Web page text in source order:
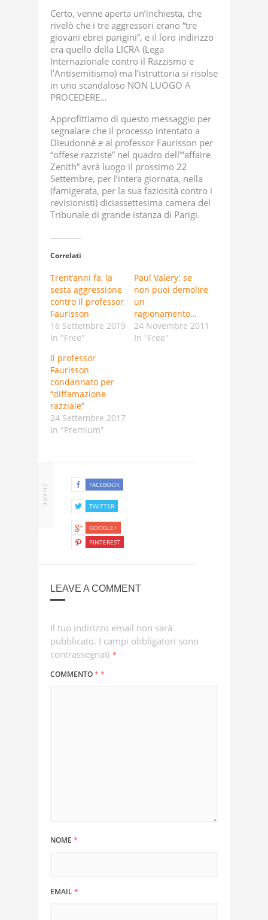
Certo, venne aperta un’inchiesta, che
rivelò che i tre aggressori erano “tre
giovani ebrei parigini”, e il loro indirizzo
era quello della LICRA (Lega
Internazionale contro il Razzismo e
l’Antisemitismo) ma l’istruttoria si risolse
in uno scandaloso NON LUOGO A
PROCEDERE…
Approfittiamo di questo messaggio per
segnalare che il processo intentato a
Dieudonné e al professor Faurisson per
“offese razziste” nel quadro dell'”affaire
Zenith” avrà luogo il prossimo 22
Settembre, per l’intera giornata, nella
(famigerata, per la sua faziosità contro i
revisionisti) diciassettesima camera del
Tribunale di grande istanza di Parigi.
Correlati
Trent’anni fa, la
sesta aggressione
contro il professor
Faurisson
16 Settembre 2019
In "Free"
Paul Valery: se
non puoi demolire
un
ragionamento…
24 Novembre 2011
In "Free"
Il professor
Faurisson
condannato per
“diffamazione
razziale”
24 Settembre 2017
In "Premium"
SHARE FACEBOOK
TWITTER
GOOGLE+
PINTEREST
LEAVE A COMMENT
Il tuo indirizzo email non sarà
pubblicato. I campi obbligatori sono
contrassegnati *
COMMENTO* *
NOME *
EMAIL*